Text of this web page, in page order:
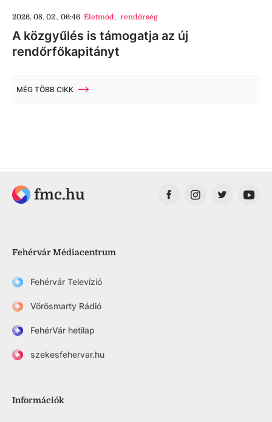
2026. 08. 02., 06:46 Életmód, rendőrség
A közgyűlés is támogatja az új
rendőrfőkapitányt
MÉG TÖBB CIKK
fmc.hu
Fehérvár Médiacentrum
Fehérvár Televízió
Vörösmarty Rádió
FehérVár hetilap
szekesfehervar.hu
Információk